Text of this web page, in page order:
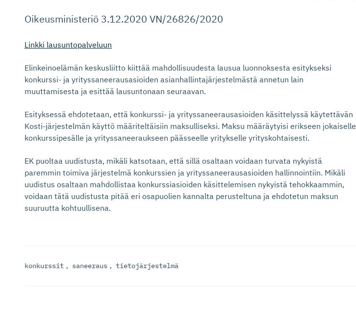
Oikeusministeriö 3.12.2020 VN/26826/2020
Linkki lausuntopalveluun
Elinkeinoelämän keskusliitto kiittää mahdollisuudesta lausua luonnoksesta esitykseksi
konkurssi- ja yrityssaneerausasioiden asianhallintajärjestelmästä annetun lain
muuttamisesta ja esittää lausuntonaan seuraavan.
Esityksessä ehdotetaan, että konkurssi- ja yrityssaneerausasioiden käsittelyssä käytettävän
Kosti-järjestelmän käyttö määriteltäisiin maksulliseksi. Maksu määräytyisi erikseen jokaiselle
konkurssipesälle ja yrityssaneeraukseen päässeelle yritykselle yrityskohtaisesti.
EK puoltaa uudistusta, mikäli katsotaan, että sillä osaltaan voidaan turvata nykyistä
paremmin toimiva järjestelmä konkurssien ja yrityssaneerausasioiden hallinnointiin. Mikäli
uudistus osaltaan mahdollistaa konkurssiasioiden käsittelemisen nykyistä tehokkaammin,
voidaan tätä uudistusta pitää eri osapuolien kannalta perusteltuna ja ehdotetun maksun
suuruutta kohtuullisena.
konkurssit , saneeraus , tietojärjestelmä